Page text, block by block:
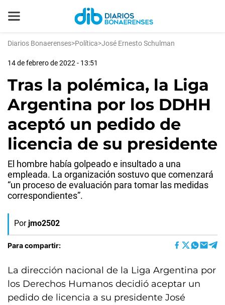
Diarios Bonaerenses>Política>José Ernesto Schulman
14 de febrero de 2022 - 13:51
Tras la polémica, la Liga
Argentina por los DDHH
aceptó un pedido de
licencia de su presidente
El hombre había golpeado e insultado a una
empleada. La organización sostuvo que comenzará
“un proceso de evaluación para tomar las medidas
correspondientes”.
Por jmo2502
Para compartir:
La dirección nacional de la Liga Argentina por
los Derechos Humanos decidió aceptar un
pedido de licencia a su presidente José